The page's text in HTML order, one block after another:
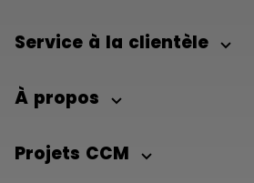
Service à la clientèle
À propos
Projets CCM